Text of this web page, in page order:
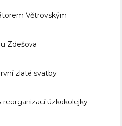
Větrovským
Zdešova
zlaté svatby
reorganizací úzkokolejky